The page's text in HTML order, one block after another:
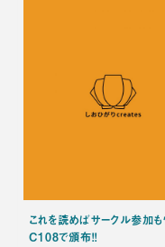
これを読めばサークル参加も
C108で頒布！！